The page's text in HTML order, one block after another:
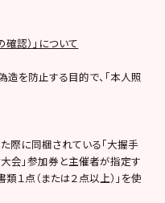
認）」について
造を防止する目的で、「本人照
際に同梱されている「大握手
大会」参加券と主催者が指定す
１点（または２点以上）」を使